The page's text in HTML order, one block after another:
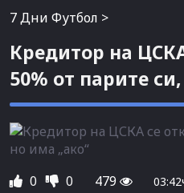
7 Дни Футбол >
Кредитор на
50% от парите
0 0 479